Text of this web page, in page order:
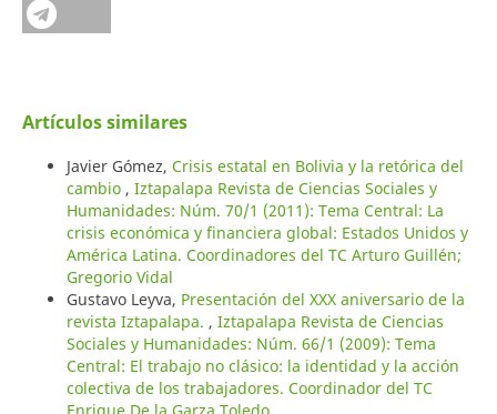
Artículos similares
Javier Gómez, Crisis estatal en Bolivia y la retórica del
cambio , Iztapalapa Revista de Ciencias Sociales y
Humanidades: Núm. 70/1 (2011): Tema Central: La
crisis económica y financiera global: Estados Unidos y
América Latina. Coordinadores del TC Arturo Guillén;
Gregorio Vidal
Gustavo Leyva, Presentación del XXX aniversario de la
revista Iztapalapa. , Iztapalapa Revista de Ciencias
Sociales y Humanidades: Núm. 66/1 (2009): Tema
Central: El trabajo no clásico: la identidad y la acción
colectiva de los trabajadores. Coordinador del TC
Enrique De la Garza Toledo